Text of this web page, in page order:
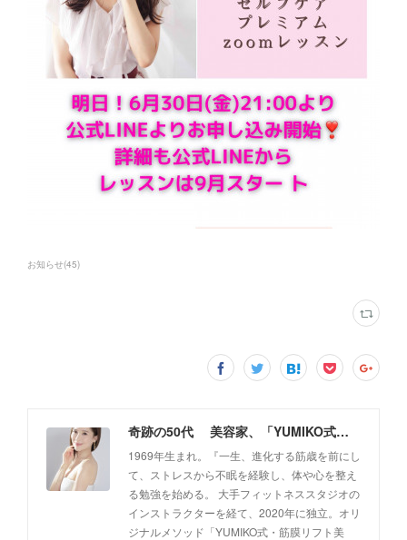
お知らせ(45)
奇跡の50代 美容家、「YUMIKO式・筋膜リフト美顔」創設者 佐藤由美子 公式ホームページ
1969年生まれ。『一生、進化する筋歳を前にし
て、ストレスから不眠を経験し、体や心を整え
る勉強を始める。 大手フィットネススタジオの
インストラクターを経て、2020年に独立。オリ
ジナルメソッド「YUMIKO式・筋膜リフト美